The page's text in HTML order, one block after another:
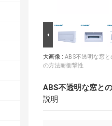
大画像 : ABS不透明な窓
の方法耐衝撃性
ABS不透明な窓と
説明